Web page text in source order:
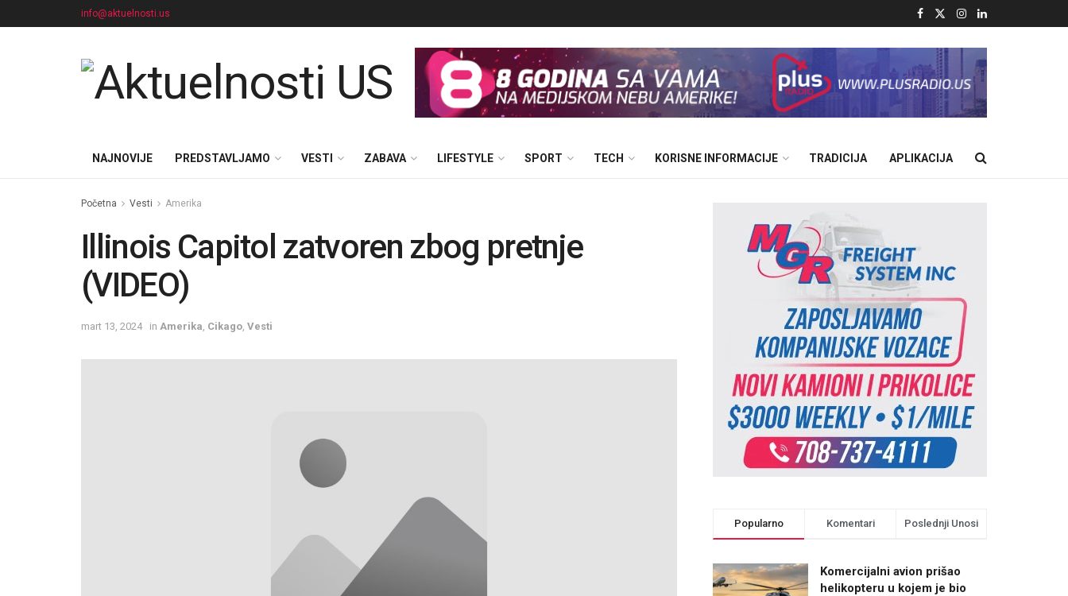
info@aktuelnosti.us
NAJNOVIJE PREDSTAVLJAMO VESTI ZABAVA LIFESTYLE SPORT TECH KORISNE INFORMACIJE TRADICIJA APLIKACIJA
Početna Vesti Amerika
Illinois Capitol zatvoren zbog pretnje
(VIDEO)
mart 13, 2024 in Amerika Cikago Vesti
Popularno Komentari Poslednji Unosi
Komercijalni avion prišao
helikopteru u kojem je bio